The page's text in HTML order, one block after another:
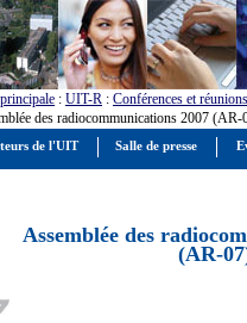
: UIT-R : Conférences et réunions
des radiocommunications 2007 (AR-
Assemblée des
(AR-
de l'UIT Salle de presse